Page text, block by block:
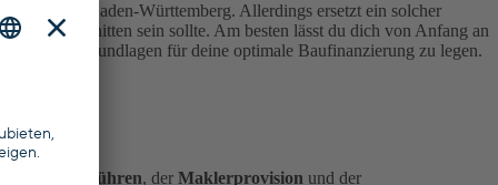
Zinsen in Baden-Württemberg. Allerdings ersetzt ein solcher
zugeschnitten sein sollte. Am besten lässt du dich von Anfang an
die Grundlagen für deine optimale Baufinanzierung zu legen.
Notargebühren, der Maklerprovision und der